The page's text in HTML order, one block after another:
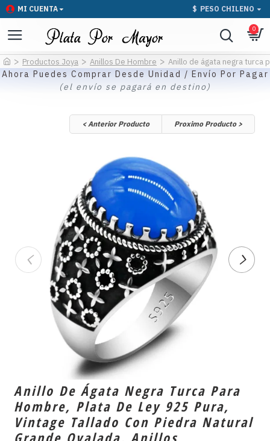
MI CUENTA $ PESO CHILENO
0
Productos Joya Anillos De Hombre Anillo de ágata negra turca
Ahora Puedes Comprar Desde Unidad / Envío Por Pagar
(el envío se pagará en destino)
< Anterior Producto Proximo Producto >
Anillo De Ágata Negra Turca Para
Hombre, Plata De Ley 925 Pura,
Vintage Tallado Con Piedra Natural
Grande Ovalada, Anillos